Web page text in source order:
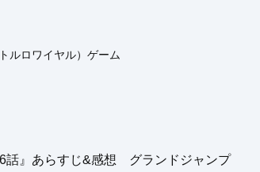
ルロワイヤル）ゲーム
話』あらすじ&感想 グランドジャンプ